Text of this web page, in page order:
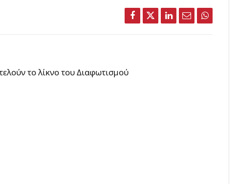
Facebook
TwitterLinkedIn
EmailWhatsApp
το λίκνο του Διαφωτισμού